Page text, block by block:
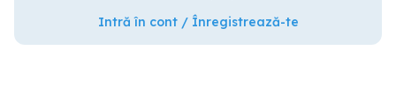
Intră în cont / Înregistrează-te